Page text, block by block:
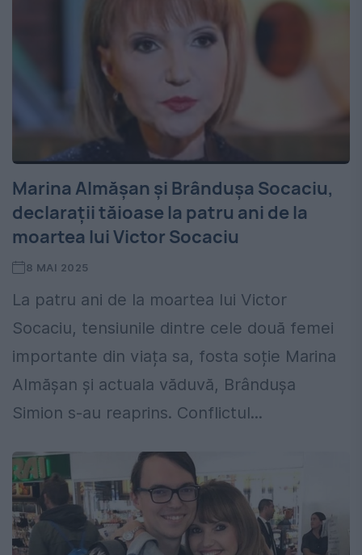
Marina Almășan și Brândușa Socaciu,
declarații tăioase la patru ani de la
moartea lui Victor Socaciu
8 MAI 2025
La patru ani de la moartea lui Victor
Socaciu, tensiunile dintre cele două femei
importante din viața sa, fosta soție Marina
Almășan și actuala văduvă, Brândușa
Simion s-au reaprins. Conflictul...